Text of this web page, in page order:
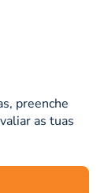
considerada
preenche
as tuas